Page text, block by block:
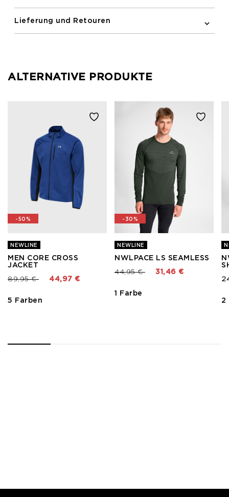
Lieferung und Retouren
ALTERNATIVE PRODUKTE
-50%
NEWLINE
MEN CORE CROSS
JACKET
Preis reduziert von
89,95 €bis 44,97 €
5 Farben
-30%
NEWLINE
NWLPACE LS SEAMLESS
Preis reduziert von
44,95 €bis 31,46 €
1 Farbe
2